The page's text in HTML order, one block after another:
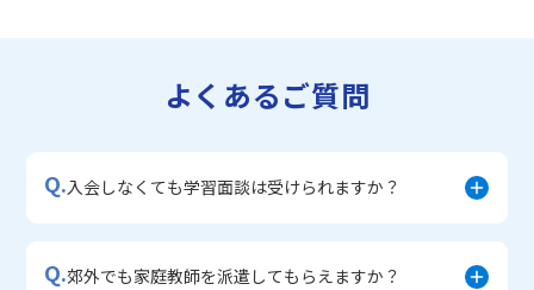
・宿題サポートコース
・学習習慣定着コース
よくあるご質問
Q.入会しなくても学習面談は受けられますか？
Q.郊外でも家庭教師を派遣してもらえますか？